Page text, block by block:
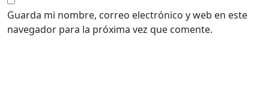
Guarda mi nombre, correo electrónico y web en este
navegador para la próxima vez que comente.